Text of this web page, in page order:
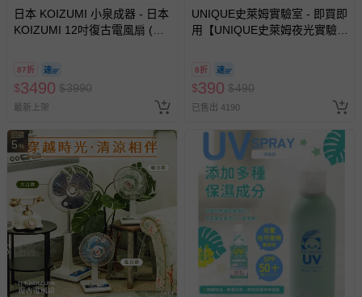
式、折價券與購物金的使用、退貨及商品運送方式等有疑
問，你可詳見：媽咪愛客服中心 。
助取消退款事宜。
商品如因「價格、組合」等錯誤原因，導致無法安排出貨，
會主動以簡訊及mail通知訂單取消事宜，並將提供適當補
日本 KOIZUMI 小泉成器 - 日本
KOIZUMI 12吋復古電風扇 (藍
87折
$3490 $3990
最新上架
UNIQUE史萊姆實驗室 - 即買即
用【UNIQUE史萊姆夜光實驗室
人小孩均一價(3歲以上需購票))
8折
$390 $490
已售出 4190
回饋
5 %